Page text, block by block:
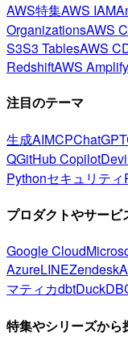
AWS特集AWS IAM
OrganizationsAWS
S3S3 TablesAWS
RedshiftAWS Amplify
注目のテーマ
生成AIMCPChatGPT
QGitHub Copilot
Pythonセキュリティ
プロダクトやサービ
Google Cloud
AzureLINEZendesk
マティカdbtDuckDB
特集やシリーズから